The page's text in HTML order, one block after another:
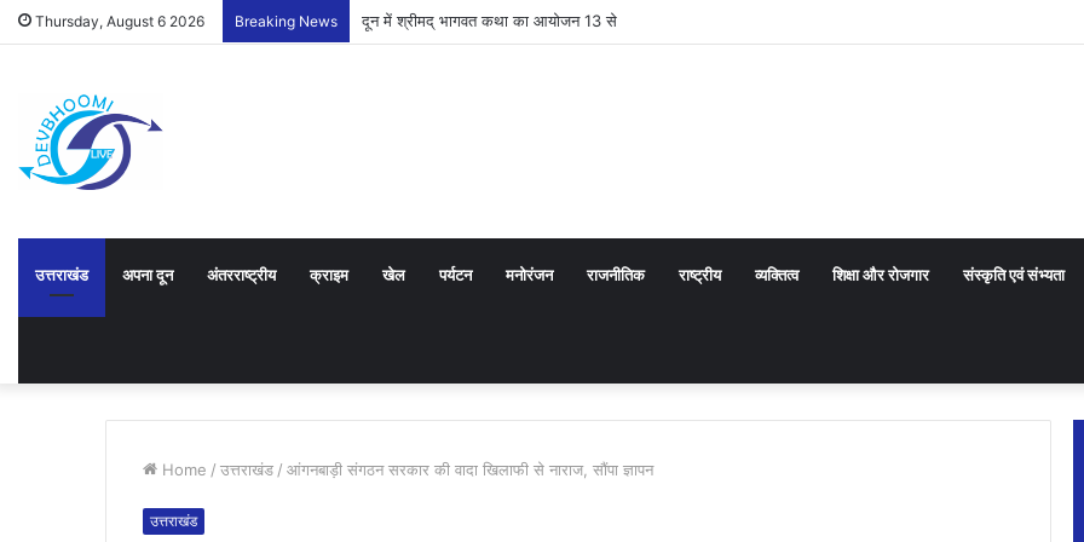
Thursday, August 6 2026 Breaking News दून में श्रीमद् भागवत कथा का आयोजन 13 से
उत्तराखंड अपना दून अंतरराष्ट्रीय क्राइम खेल पर्यटन मनोरंजन राजनीतिक राष्ट्रीय व्यक्तित्व शिक्षा और रोजगार संस्कृति एवं संभ्यता
Home / उत्तराखंड / आंगनबाड़ी संगठन सरकार की वादा खिलाफी से नाराज, सौंपा ज्ञापन
उत्तराखंड